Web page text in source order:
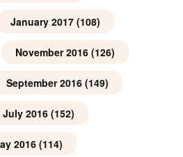
January 2017 (108)
November 2016 (126)
September 2016 (149)
July 2016 (152)
2016(114)